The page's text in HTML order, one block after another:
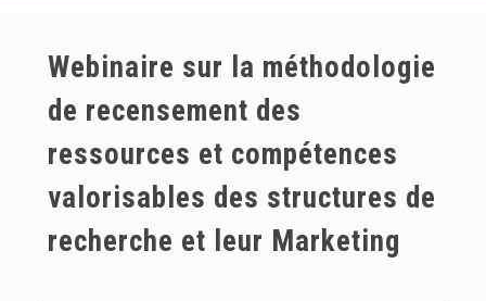
Webinaire sur la méthodologie
de recensement des
ressources et compétences
valorisables des structures de
recherche et leur Marketing